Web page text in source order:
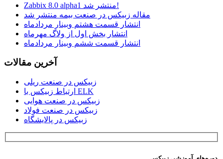
Zabbix 8.0 alpha1 منتشر شد!
مقاله زبیکس در صنعت بیمه منتشر شد
انتشار قسمت هشتم وبینار مردادماه
انتشار بخش اول از ولاگ مهرماه
انتشار قسمت ششم وبینار مردادماه
آخرین مقالات
زبیکس در صنعت ریلی
ارتباط زبیکس با ELK
زبیکس در صنعت هوایی
زبیکس در صنعت فولاد
زبیکس در پالایشگاه